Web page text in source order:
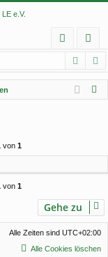
m
el
ist
rie
von 1
von 1
Gehe zu
Alle Zeiten sind UTC+02:00
Alle Cookies löschen